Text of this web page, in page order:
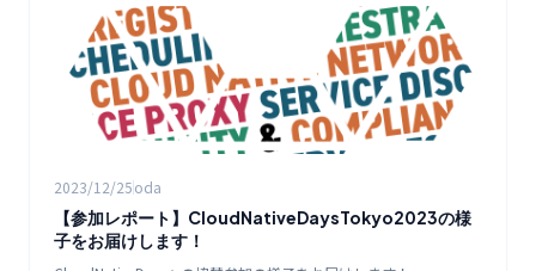
2023/12/25oda
【参加レポート】CloudNativeDaysTokyo2023の様
子をお届けします！